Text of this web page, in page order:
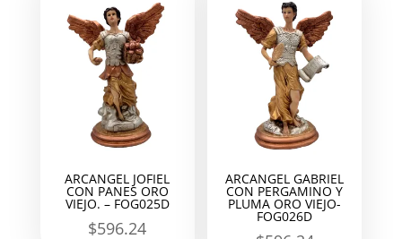
ARCANGEL JOFIEL
CON PANES ORO
VIEJO. – FOG025D
$596.24
ARCANGEL GABRIEL
CON PERGAMINO Y
PLUMA ORO VIEJO-
FOG026D